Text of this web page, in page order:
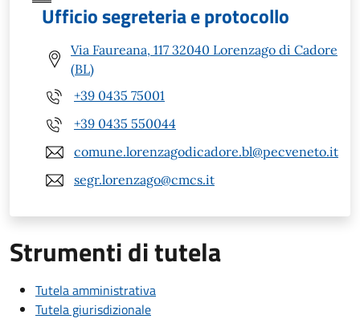
Ufficio segreteria e protocollo
Via Faureana, 117 32040 Lorenzago di Cadore
(BL)
+39 0435 75001
+39 0435 550044
comune.lorenzagodicadore.bl@pecveneto.it
segr.lorenzago@cmcs.it
Strumenti di tutela
Tutela amministrativa
Tutela giurisdizionale